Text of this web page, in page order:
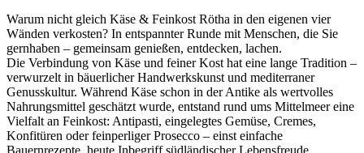
Warum nicht gleich Käse & Feinkost Rötha in den eigenen vier
Wänden verkosten? In entspannter Runde mit Menschen, die Sie
gernhaben – gemeinsam genießen, entdecken, lachen.
Die Verbindung von Käse und feiner Kost hat eine lange Tradition –
verwurzelt in bäuerlicher Handwerkskunst und mediterraner
Genusskultur. Während Käse schon in der Antike als wertvolles
Nahrungsmittel geschätzt wurde, entstand rund ums Mittelmeer eine
Vielfalt an Feinkost: Antipasti, eingelegtes Gemüse, Cremes,
Konfitüren oder feinperliger Prosecco – einst einfache
Bauernrezepte, heute Inbegriff südländischer Lebensfreude.